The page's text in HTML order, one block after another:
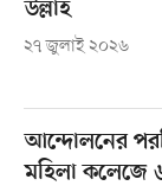
উল্লাহ
২৭ জুলাই ২০২৬
আন্দোলনের
মহিলা কলেজে